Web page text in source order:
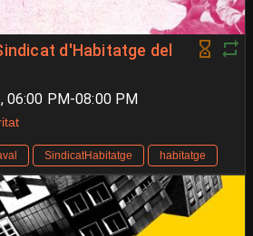
d'Habitatge del
06:00 PM-08:00 PM
SindicatHabitatge habitatge